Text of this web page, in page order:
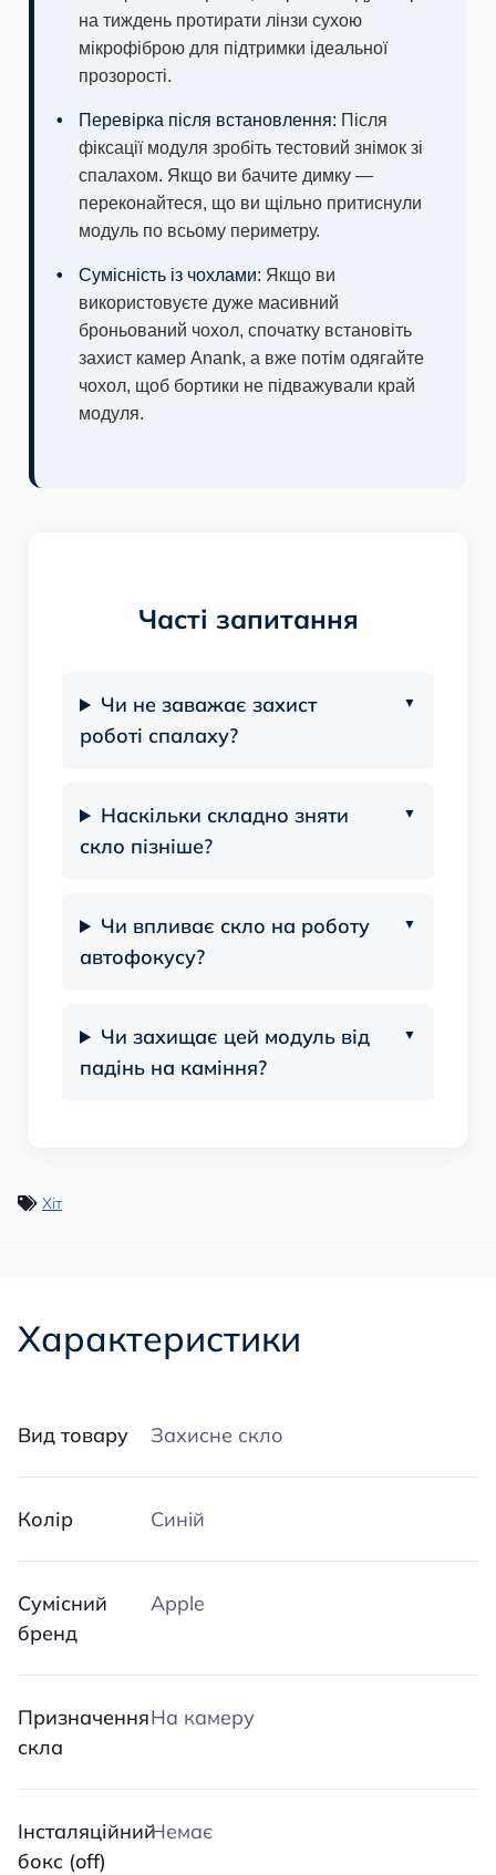
на тиждень протирати лінзи сухою
мікрофіброю для підтримки ідеальної
прозорості.
Перевірка після встановлення: Після
фіксації модуля зробіть тестовий знімок зі
спалахом. Якщо ви бачите димку —
переконайтеся, що ви щільно притиснули
модуль по всьому периметру.
Сумісність із чохлами: Якщо ви
використовуєте дуже масивний
броньований чохол, спочатку встановіть
захист камер Anank, а вже потім одягайте
чохол, щоб бортики не підважували край
модуля.
Часті запитання
Чи не заважає захист
роботі спалаху?
Наскільки складно зняти
скло пізніше?
Чи впливає скло на роботу
автофокусу?
Чи захищає цей модуль від
падінь на каміння?
Хіт
Характеристики
Вид товару Захисне скло
Колір Синій
Сумісний
бренд
Apple
Призначення
скла
На камеру
Iнсталяційний
бокс (off)
Немає